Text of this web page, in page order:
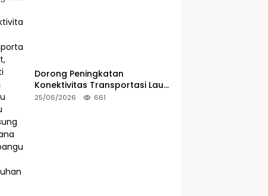
Dorong Peningkatan
Konektivitas Transportasi Laut,
Bupati Ilham Lawidu Tinjau
25/06/2026 661